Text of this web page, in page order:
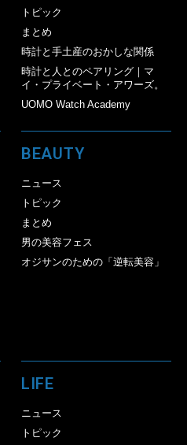
トピック
まとめ
時計と手土産のおかしな関係
時計と人とのペアリング｜マ
イ・プライベート・アワーズ。
UOMO Watch Academy
BEAUTY
ニュース
トピック
まとめ
男の美容フェス
オジサンのための「逆転美容」
LIFE
ニュース
トピック